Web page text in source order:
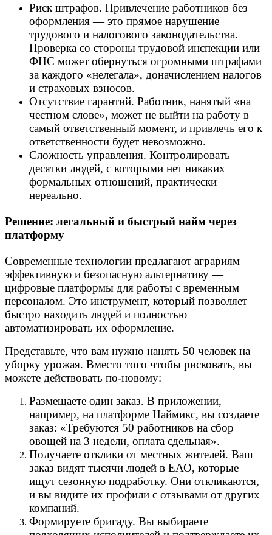
Риск штрафов. Привлечение работников без
оформления — это прямое нарушение
трудового и налогового законодательства.
Проверка со стороны трудовой инспекции или
ФНС может обернуться огромными штрафами
за каждого «нелегала», доначислением налогов
и страховых взносов.
Отсутствие гарантий. Работник, нанятый «на
честном слове», может не выйти на работу в
самый ответственный момент, и привлечь его к
ответственности будет невозможно.
Сложность управления. Контролировать
десятки людей, с которыми нет никаких
формальных отношений, практически
нереально.
Решение: легальный и быстрый найм через
платформу
Современные технологии предлагают аграриям
эффективную и безопасную альтернативу —
цифровые платформы для работы с временным
персоналом. Это инструмент, который позволяет
быстро находить людей и полностью
автоматизировать их оформление.
Представьте, что вам нужно нанять 50 человек на
уборку урожая. Вместо того чтобы рисковать, вы
можете действовать по-новому:
Размещаете один заказ. В приложении,
например, на платформе Наймикс, вы создаете
заказ: «Требуются 50 работников на сбор
овощей на 3 недели, оплата сдельная».
Получаете отклики от местных жителей. Ваш
заказ видят тысячи людей в ЕАО, которые
ищут сезонную подработку. Они откликаются,
и вы видите их профили с отзывами от других
компаний.
Формируете бригаду. Вы выбираете